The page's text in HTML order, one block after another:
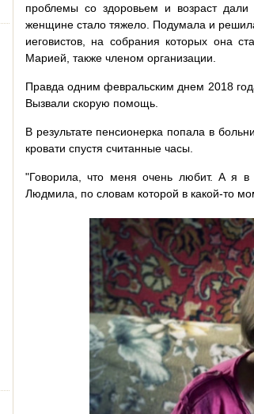
проблемы со здоровьем и возраст
женщине стало тяжело. Подумала и
иеговистов, на собрания которых она
Марией, также членом организации.
Правда одним февральским днем 2018
Вызвали скорую помощь.
В результате пенсионерка попала в
кровати спустя считанные часы.
"Говорила, что меня очень любит. А я
Людмила, по словам которой в какой-то